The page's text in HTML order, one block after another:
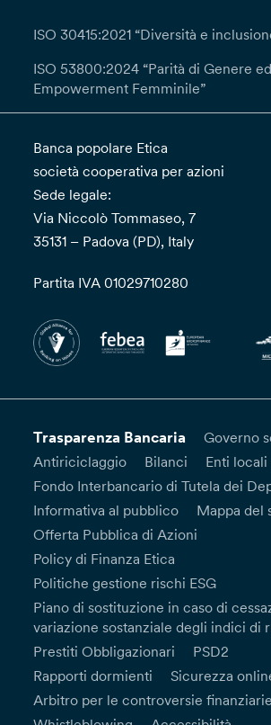
ISO 30415:2021 “Diversità e
ISO 53800:2024 “Parità di Genere ed
Empowerment Femminile”
Banca popolare Etica
società cooperativa per azioni
Sede legale:
Via Niccolò Tommaseo, 7
35131 – Padova (PD), Italy
Partita IVA 01029710280
Trasparenza Bancaria
Governo
Antiriciclaggio
Bilanci
Enti locali
Fondo Interbancario di Tutela dei
Informativa al pubblico
Mappa del
Offerta Pubblica di Azioni
Policy di Finanza Etica
Politiche gestione rischi ESG
Piano di sostituzione in caso di
variazione sostanziale degli indici di
Prestiti Obbligazionari
PSD2
Rapporti dormienti
Sicurezza
Arbitro per le controversie finanziarie